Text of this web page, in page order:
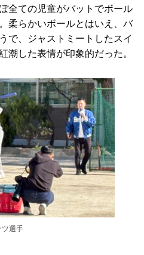
全ての児童がバットでボール
柔らかいボールとはいえ、バ
で、ジャストミートしたスイ
潮した表情が印象的だった。
ツ選手